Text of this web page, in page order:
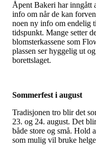
Åpent Bakeri har inngått
info om når de kan
noen ny info om endelig
tidspunkt. Mange setter
blomsterkassene som
plassen ser hyggelig ut
borettslaget.
Sommerfest i august
Tradisjonen tro blir det
23. og 24. august. Det
både store og små. Hold
som mulig vil bruke